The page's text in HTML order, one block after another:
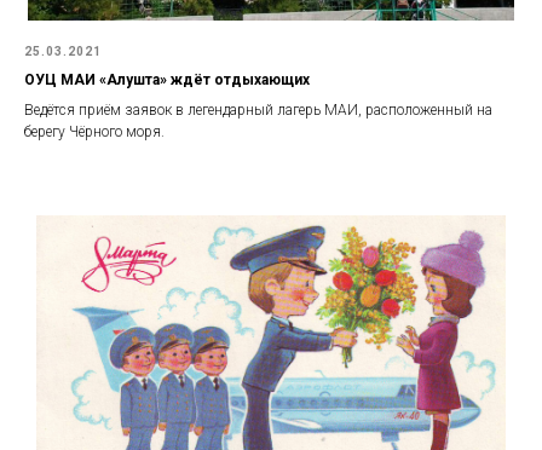
25.03.2021
ОУЦ МАИ «Алушта» ждёт отдыхающих
Ведётся приём заявок в легендарный лагерь МАИ, расположенный на
берегу Чёрного моря.